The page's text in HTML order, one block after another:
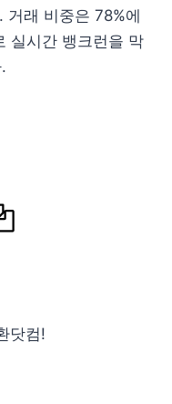
거래 비중은 78%에
실시간 뱅크런을 막
닷컴!